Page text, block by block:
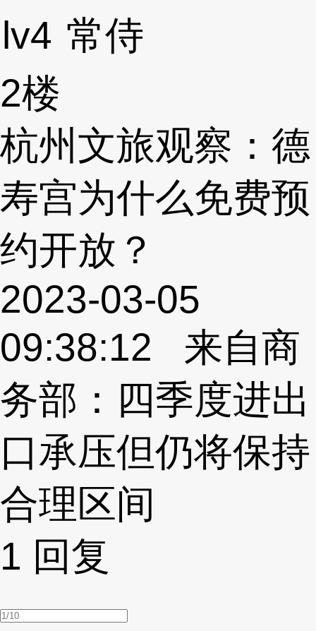
lv4 常侍
2楼
杭州文旅观察：德
寿宫为什么免费预
约开放？
2023-03-05
09:38:12 来自商
务部：四季度进出
口承压但仍将保持
合理区间
1 回复